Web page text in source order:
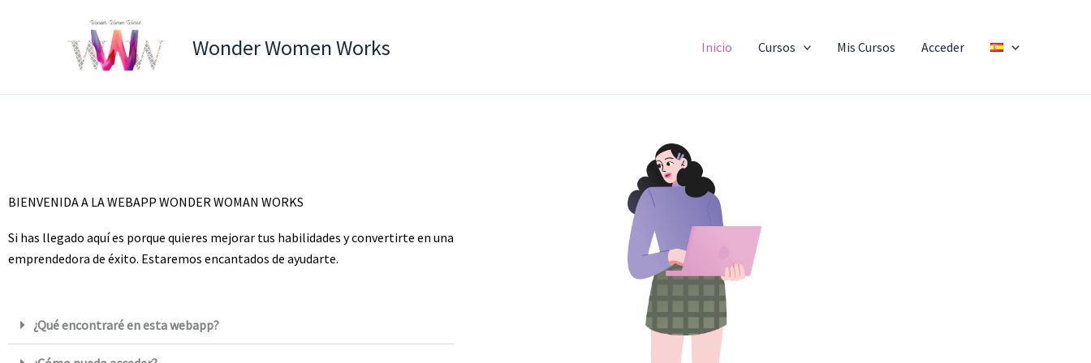
Wonder Women Works Inicio Cursos Mis Cursos Acceder
BIENVENIDA A LA WEBAPP WONDER WOMAN WORKS
Si has llegado aquí es porque quieres mejorar tus habilidades y convertirte en una
emprendedora de éxito. Estaremos encantados de ayudarte.
¿Qué encontraré en esta webapp?